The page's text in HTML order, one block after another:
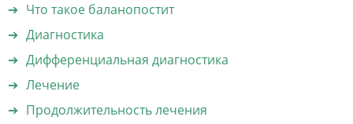
Что такое баланопостит
Диагностика
Дифференциальная диагностика
Лечение
Продолжительность лечения